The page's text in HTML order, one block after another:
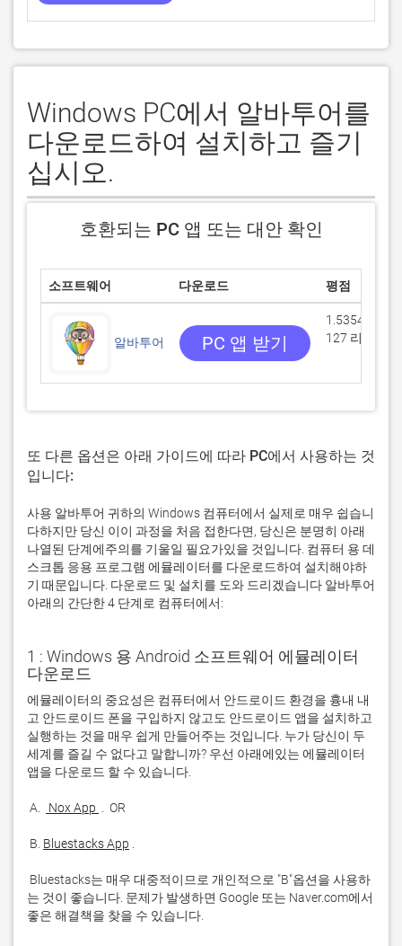
Windows PC에서 알바투어를
다운로드하여 설치하고 즐기
십시오.
호환되는 PC 앱 또는 대안 확인
소프트웨어 다운로드 평점
알바투어 PC 앱 받기
1.53543/5
127 리뷰
또 다른 옵션은 아래 가이드에 따라 PC에서 사용하는 것
입니다:
사용 알바투어 귀하의 Windows 컴퓨터에서 실제로 매우 쉽습니
다하지만 당신 이이 과정을 처음 접한다면, 당신은 분명히 아래
나열된 단계에주의를 기울일 필요가있을 것입니다. 컴퓨터 용 데
스크톱 응용 프로그램 에뮬레이터를 다운로드하여 설치해야하
기 때문입니다. 다운로드 및 설치를 도와 드리겠습니다 알바투어
아래의 간단한 4 단계로 컴퓨터에서:
1 : Windows 용 Android 소프트웨어 에뮬레이터
다운로드
에뮬레이터의 중요성은 컴퓨터에서 안드로이드 환경을 흉내 내
고 안드로이드 폰을 구입하지 않고도 안드로이드 앱을 설치하고
실행하는 것을 매우 쉽게 만들어주는 것입니다. 누가 당신이 두
세계를 즐길 수 없다고 말합니까? 우선 아래에있는 에뮬레이터
A. Nox App
B. Bluestacks App
는 것이 좋습니다. 문제가 발생하면 Google 또는 Naver.com에서
좋은 해결책을 찾을 수 있습니다.